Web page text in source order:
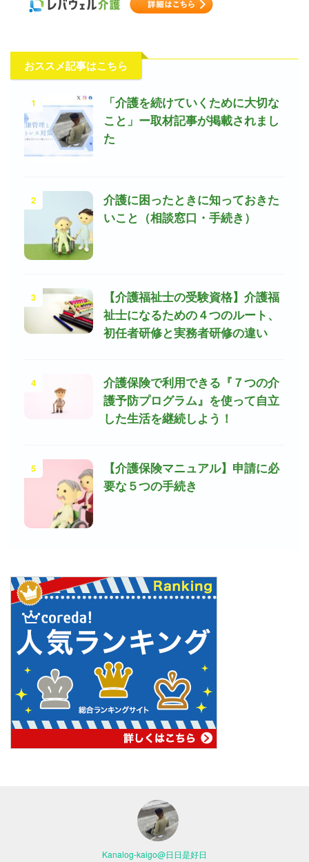
おススメ記事はこちら
1
「介護を続けていくために大切な
こと」ー取材記事が掲載されまし
た
2
介護に困ったときに知っておきた
いこと（相談窓口・手続き）
3
【介護福祉士の受験資格】介護福
祉士になるための４つのルート、
初任者研修と実務者研修の違い
4
介護保険で利用できる『７つの介
護予防プログラム』を使って自立
した生活を継続しよう！
5
【介護保険マニュアル】申請に必
要な５つの手続き
Kanalog-kaigo@日日是好日